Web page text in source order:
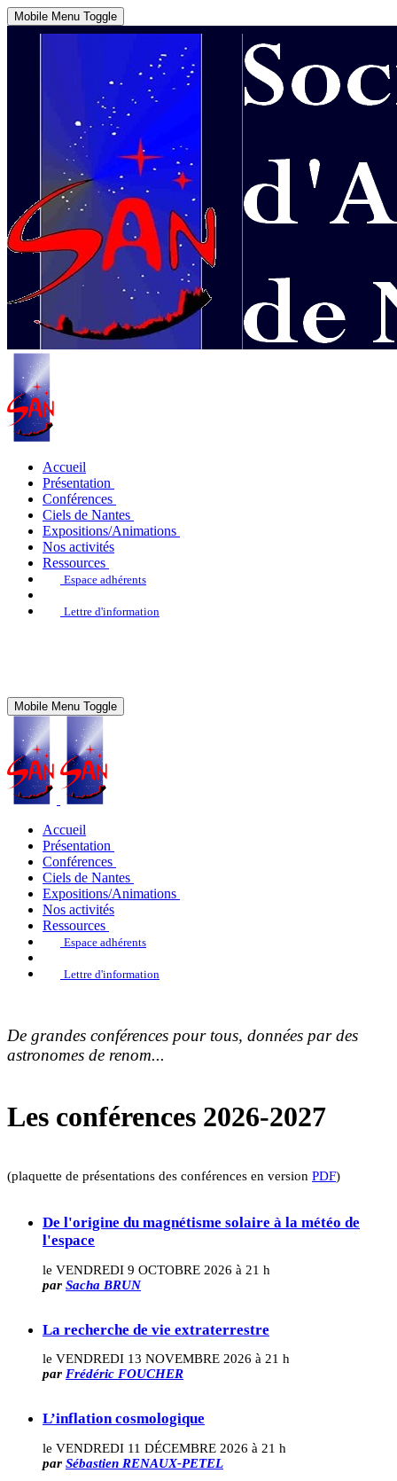
Mobile Menu Toggle
Accueil
Présentation
Conférences
Ciels de Nantes
Expositions/Animations
Nos activités
Ressources
Espace adhérents
Lettre d'information
Mobile Menu Toggle
Accueil
Présentation
Conférences
Ciels de Nantes
Expositions/Animations
Nos activités
Ressources
Espace adhérents
Lettre d'information
De grandes conférences pour tous, données par des
astronomes de renom...
Les conférences 2026-2027
(plaquette de présentations des conférences en version PDF)
De l'origine du magnétisme solaire à la météo de
l'espace
le VENDREDI 9 OCTOBRE 2026 à 21 h
par Sacha BRUN
La recherche de vie extraterrestre
le VENDREDI 13 NOVEMBRE 2026 à 21 h
par Frédéric FOUCHER
L’inflation cosmologique
le VENDREDI 11 DÉCEMBRE 2026 à 21 h
par Sébastien RENAUX-PETEL